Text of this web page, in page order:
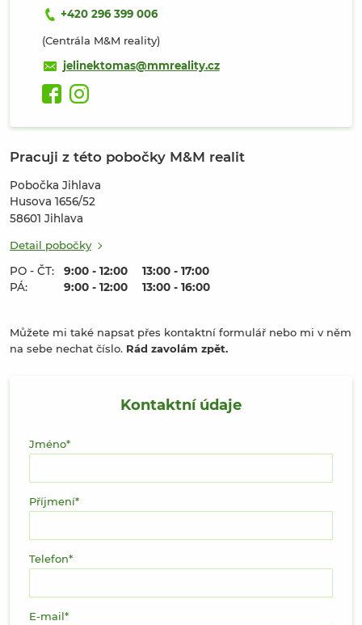
+420 296 399 006
(Centrála M&M reality)
jelinektomas@mmreality.cz
Pracuji z této pobočky M&M realit
Pobočka Jihlava
Husova 1656/52
58601 Jihlava
Detail pobočky
PO - ČT:
PÁ:
9:00 - 12:00
9:00 - 12:00
13:00 - 17:00
13:00 - 16:00
Můžete mi také napsat přes kontaktní formulář nebo mi v něm
na sebe nechat číslo. Rád zavolám zpět.
Kontaktní údaje
Jméno
Příjmení
Telefon
E-mail